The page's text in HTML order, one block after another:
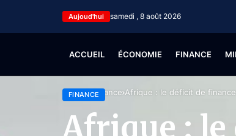
Aujoud'hui samedi , 8 août 2026
ACCUEIL ÉCONOMIE FINANCE
Accueil Finance Afrique : le déficit de
FINANCE
Afrique :